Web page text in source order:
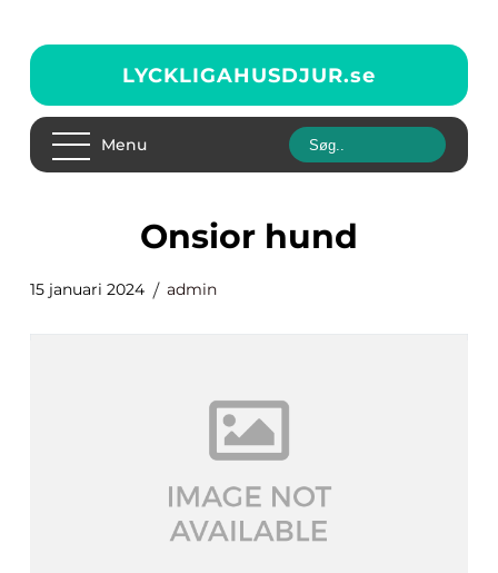
LYCKLIGAHUSDJUR.se
Menu
onsior hund
15 januari 2024 admin